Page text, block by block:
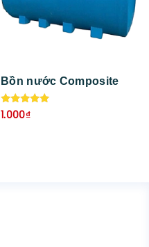
Bồn nước Composite
Được xếp
hạng
1.000₫